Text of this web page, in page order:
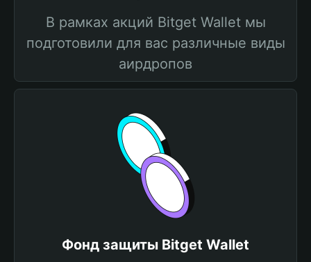
В рамках акций Bitget Wallet мы
подготовили для вас различные виды
аирдропов
Фонд защиты Bitget Wallet